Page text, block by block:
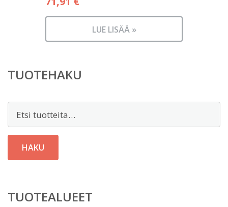
LUE LISÄÄ »
TUOTEHAKU
HAKU
TUOTEALUEET